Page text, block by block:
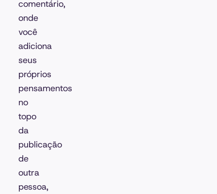
comentário,
onde
você
adiciona
seus
próprios
pensamentos
no
topo
da
publicação
de
outra
pessoa,